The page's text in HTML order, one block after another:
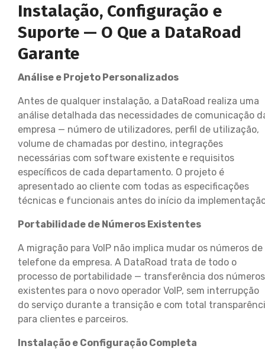
Instalação, Configuração e
Suporte — O Que a DataRoad
Garante
Análise e Projeto Personalizados
Antes de qualquer instalação, a DataRoad realiza uma
análise detalhada das necessidades de comunicação
empresa — número de utilizadores, perfil de utilização,
volume de chamadas por destino, integrações
necessárias com software existente e requisitos
específicos de cada departamento. O projeto é
apresentado ao cliente com todas as especificações
técnicas e funcionais antes do início da
Portabilidade de Números Existentes
A migração para VoIP não implica mudar os números de
telefone da empresa. A DataRoad trata de todo o
processo de portabilidade — transferência dos números
existentes para o novo operador VoIP, sem interrupção
do serviço durante a transição e com total
para clientes e parceiros.
Instalação e Configuração Completa